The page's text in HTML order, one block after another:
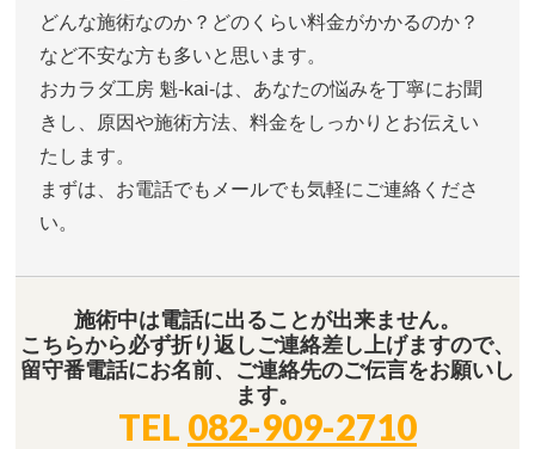
どんな施術なのか？どのくらい料金がかかるのか？
など不安な方も多いと思います。
おカラダ工房 魁-kai-は、あなたの悩みを丁寧にお聞
きし、原因や施術方法、料金をしっかりとお伝えい
たします。
まずは、お電話でもメールでも気軽にご連絡くださ
い。
施術中は電話に出ることが出来ません。
こちらから必ず折り返しご連絡差し上げますので、
留守番電話にお名前、ご連絡先のご伝言をお願いし
ます。
TEL 082-909-2710